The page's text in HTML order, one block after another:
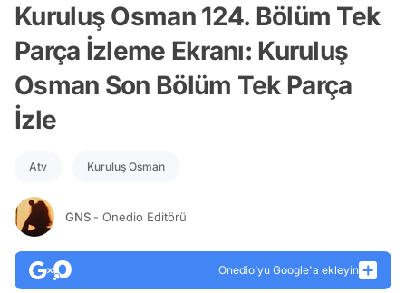
Kuruluş Osman 124. Bölüm Tek
Parça İzleme Ekranı: Kuruluş
Osman Son Bölüm Tek Parça
İzle
Atv Kuruluş Osman
GNS - Onedio Editörü
Onedio’yu Google'a ekleyin